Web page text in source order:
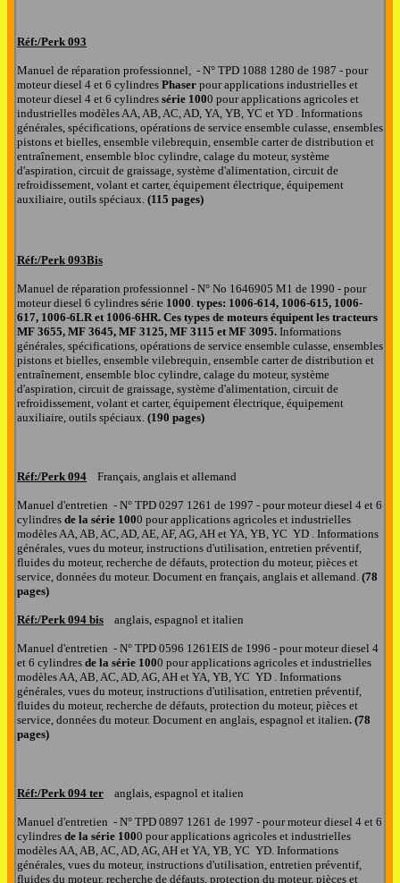
Réf:/Perk 093
Manuel de réparation professionnel, - N° TPD 1088 1280 de 1987 - pour
moteur diesel 4 et 6 cylindres Phaser pour applications industrielles et
moteur diesel 4 et 6 cylindres série 1000 pour applications agricoles et
industrielles modèles AA, AB, AC, AD, YA, YB, YC et YD . Informations
générales, spécifications, opérations de service ensemble culasse, ensembles
pistons et bielles, ensemble vilebrequin, ensemble carter de distribution et
entraînement, ensemble bloc cylindre, calage du moteur, système
d'aspiration, circuit de graissage, système d'alimentation, circuit de
refroidissement, volant et carter, équipement électrique, équipement
auxiliaire, outils spéciaux. (115 pages)
Réf:/Perk 093Bis
Manuel de réparation professionnel - N° No 1646905 M1 de 1990 - pour
moteur diesel 6 cylindres série 1000. types: 1006-614, 1006-615, 1006-
617, 1006-6LR et 1006-6HR. Ces types de moteurs équipent les tracteurs
MF 3655, MF 3645, MF 3125, MF 3115 et MF 3095. Informations
générales, spécifications, opérations de service ensemble culasse, ensembles
pistons et bielles, ensemble vilebrequin, ensemble carter de distribution et
entraînement, ensemble bloc cylindre, calage du moteur, système
d'aspiration, circuit de graissage, système d'alimentation, circuit de
refroidissement, volant et carter, équipement électrique, équipement
auxiliaire, outils spéciaux. (190 pages)
Réf:/Perk 094 Français, anglais et allemand
Manuel d'entretien - N° TPD 0297 1261 de 1997 - pour moteur diesel 4 et 6
cylindres de la série 1000 pour applications agricoles et industrielles
modèles AA, AB, AC, AD, AE, AF, AG, AH et YA, YB, YC YD . Informations
générales, vues du moteur, instructions d'utilisation, entretien préventif,
fluides du moteur, recherche de défauts, protection du moteur, pièces et
service, données du moteur. Document en français, anglais et allemand. (78
pages)
Réf:/Perk 094 bis anglais, espagnol et italien
Manuel d'entretien - N° TPD 0596 1261EIS de 1996 - pour moteur diesel 4
et 6 cylindres de la série 1000 pour applications agricoles et industrielles
modèles AA, AB, AC, AD, AG, AH et YA, YB, YC YD . Informations
générales, vues du moteur, instructions d'utilisation, entretien préventif,
fluides du moteur, recherche de défauts, protection du moteur, pièces et
service, données du moteur. Document en anglais, espagnol et italien. (78
pages)
Réf:/Perk 094 ter anglais, espagnol et italien
Manuel d'entretien - N° TPD 0897 1261 de 1997 - pour moteur diesel 4 et 6
cylindres de la série 1000 pour applications agricoles et industrielles
modèles AA, AB, AC, AD, AG, AH et YA, YB, YC YD. Informations
générales, vues du moteur, instructions d'utilisation, entretien préventif,
fluides du moteur, recherche de défauts, protection du moteur, pièces et